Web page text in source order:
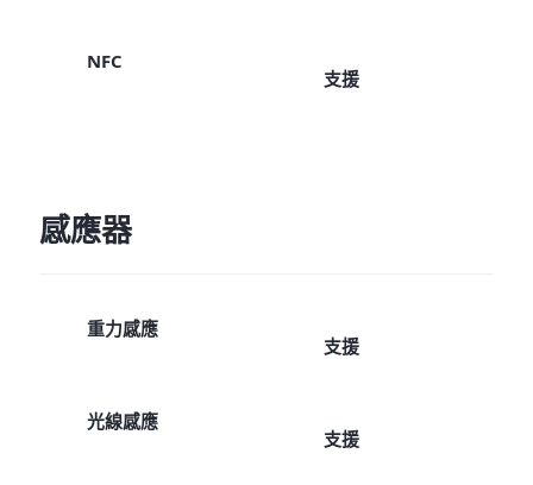
NFC
支援
感應器
重力感應
支援
光線感應
支援